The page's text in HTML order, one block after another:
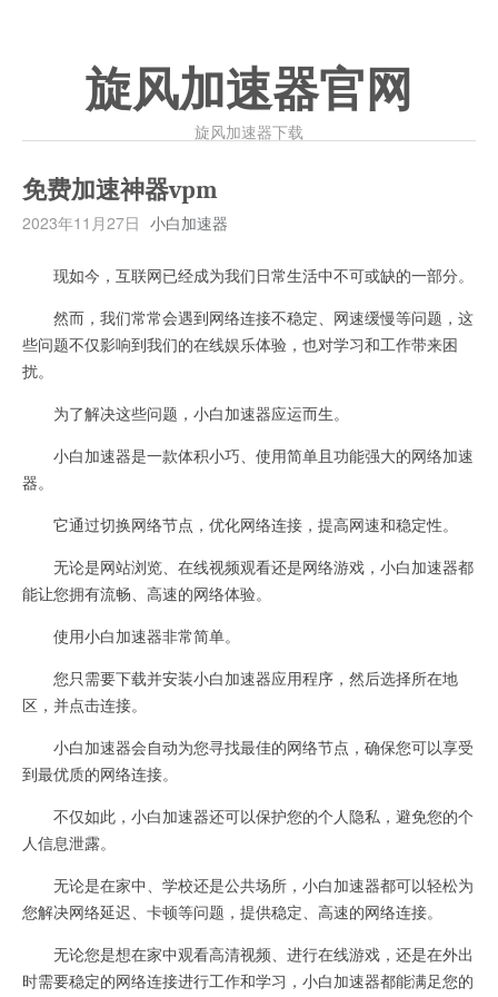
旋风加速器官网
旋风加速器下载
免费加速神器vpm
2023年11月27日 小白加速器
现如今，互联网已经成为我们日常生活中不可或缺的一部分。
然而，我们常常会遇到网络连接不稳定、网速缓慢等问题，这
些问题不仅影响到我们的在线娱乐体验，也对学习和工作带来困
扰。
为了解决这些问题，小白加速器应运而生。
小白加速器是一款体积小巧、使用简单且功能强大的网络加速
器。
它通过切换网络节点，优化网络连接，提高网速和稳定性。
无论是网站浏览、在线视频观看还是网络游戏，小白加速器都
能让您拥有流畅、高速的网络体验。
使用小白加速器非常简单。
您只需要下载并安装小白加速器应用程序，然后选择所在地
区，并点击连接。
小白加速器会自动为您寻找最佳的网络节点，确保您可以享受
到最优质的网络连接。
不仅如此，小白加速器还可以保护您的个人隐私，避免您的个
人信息泄露。
无论是在家中、学校还是公共场所，小白加速器都可以轻松为
您解决网络延迟、卡顿等问题，提供稳定、高速的网络连接。
无论您是想在家中观看高清视频、进行在线游戏，还是在外出
时需要稳定的网络连接进行工作和学习，小白加速器都能满足您的